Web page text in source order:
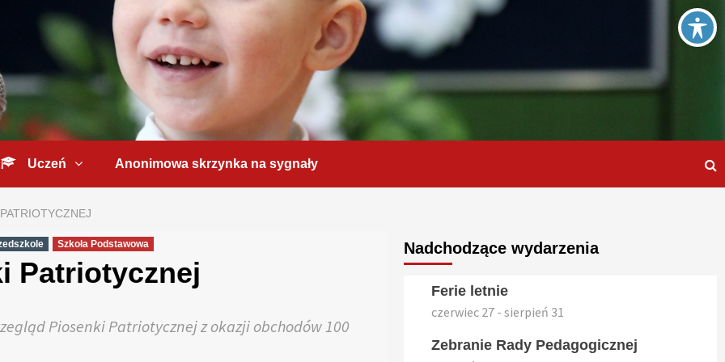
Uczeń Anonimowa skrzynka na sygnały
Szkoła Podstawowa
Patriotycznej
Piosenki Patriotycznej z okazji obchodów 100
Nadchodzące wydarzenia
Ferie letnie
czerwiec 27- sierpień 31
Zebranie Rady Pedagogicznej